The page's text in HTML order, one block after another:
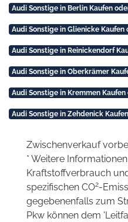
Audi Sonstige in Berlin Kaufen
Audi Sonstige in Glienicke Kaufen
Audi Sonstige in Reinickendorf
Audi Sonstige in Oberkrämer
Audi Sonstige in Kremmen
Audi Sonstige in Zehdenick
Zwischenverkauf
* Weitere
Kraftstoffverbrauch
spezifischen CO2-
gegebenenfalls zum
Pkw können dem